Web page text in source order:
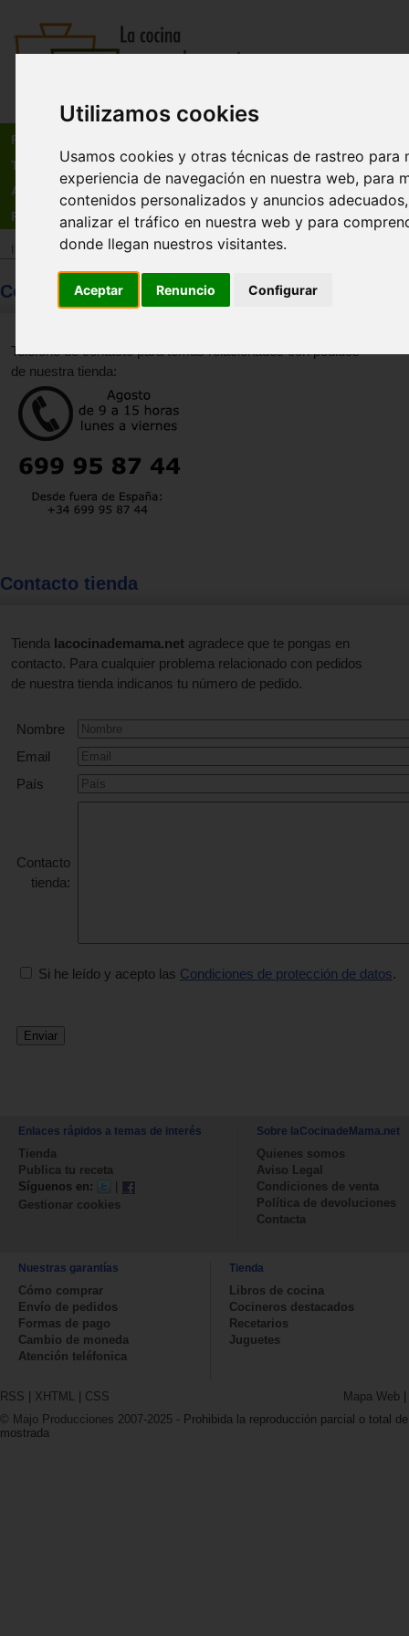
Utilizamos cookies
Usamos cookies y otras técnicas de rastreo para
experiencia de navegación en nuestra web, para
contenidos personalizados y anuncios
analizar el tráfico en nuestra web y para
donde llegan nuestros visitantes.
Aceptar Renuncio Configurar
Busca: en:
Recetas
Tienda
Actualidad
Registro
Nosotros>Contácta con nosotros
Contacto telefónico tienda
Teléfono de contacto para temas relacionados con pedidos
de nuestra tienda:
Contacto tienda
Tienda lacocinademama.net agradece que te pongas en
contacto. Para cualquier problema relacionado con pedidos
de nuestra tienda indicanos tu número de pedido.
Nombre
Email
País
Contacto
tienda:
Si he leído y acepto las Condiciones de protección de datos.
Enlaces rápidos a temas de interés
Tienda
Publica tu receta
Síguenos en:
Gestionar cookies
Sobre laCocinadeMama.net
Quienes somos
Aviso Legal
Condiciones de venta
Política de devoluciones
Contacta
Nuestras garantías
Cómo comprar
Envío de pedidos
Formas de pago
Cambio de moneda
Atención teléfonica
Tienda
Libros de cocina
Cocineros destacados
Recetarios
Juguetes
RSS XHTML CSS Mapa Web
© Majo Producciones 2007-2025 - Prohibida la reproducción parcial o total
mostrada